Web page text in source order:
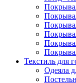
Текстиль для
Одеяла